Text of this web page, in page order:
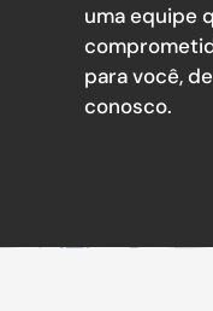
uma equipe
para você,
conosco.